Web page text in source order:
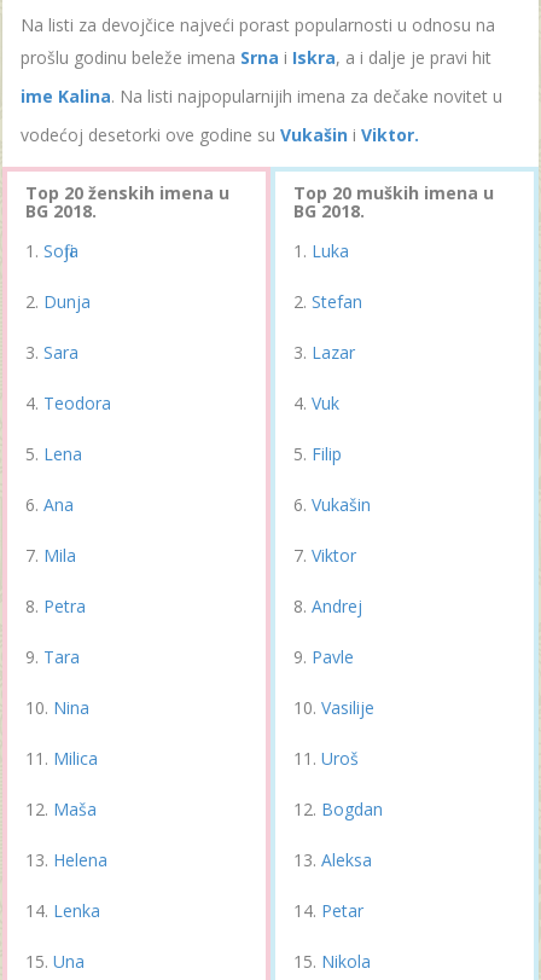
Na listi za devojčice najveći porast popularnosti u odnosu na
prošlu godinu beleže imena Srna i Iskra, a i dalje je pravi hit
ime Kalina. Na listi najpopularnijih imena za dečake novitet u
vodećoj desetorki ove godine su Vukašin i Viktor.
Top 20 ženskih imena u
BG 2018.
Sofija
Dunja
Sara
Teodora
Lena
Ana
Mila
Petra
Tara
Nina
Milica
Maša
Helena
Lenka
Una
Top 20 muških imena u
BG 2018.
Luka
Stefan
Lazar
Vuk
Filip
Vukašin
Viktor
Andrej
Pavle
Vasilije
Uroš
Bogdan
Aleksa
Petar
Nikola